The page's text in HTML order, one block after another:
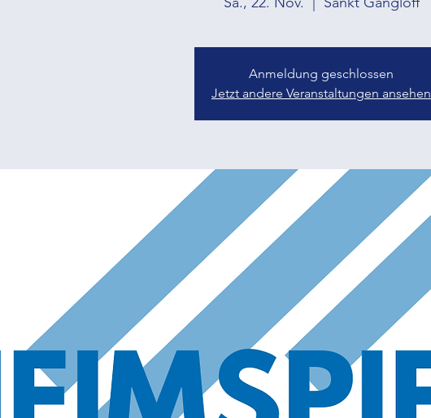
Anmeldung geschlossen
Jetzt andere Veranstaltungen ansehen